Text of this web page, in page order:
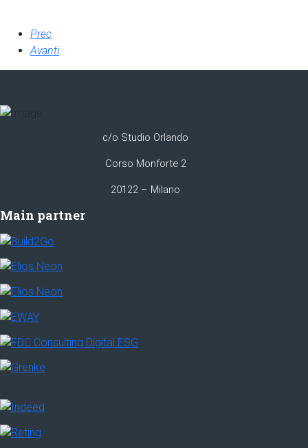
Prec
Avanti
c/o Studio Orlando
Corso Monforte 2
20122 – Milano
Main partner